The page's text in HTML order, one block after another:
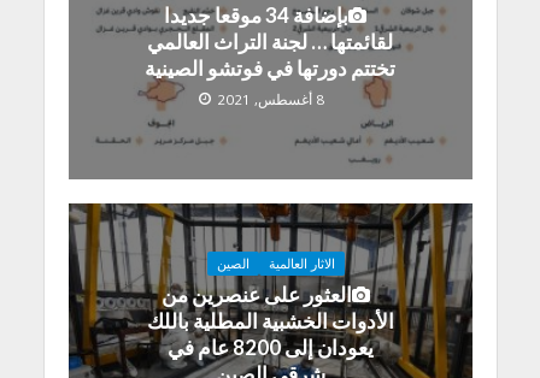
بإضافة 34 موقعا جديدا
لقائمتها … لجنة التراث العالمي
تختتم دورتها في فوتشو الصينية
8 أغسطس, 2021
الاثار العالمية الصين
العثور على عنصرين من
الأدوات الخشبية المطلية باللك
يعودان إلى 8200 عام في